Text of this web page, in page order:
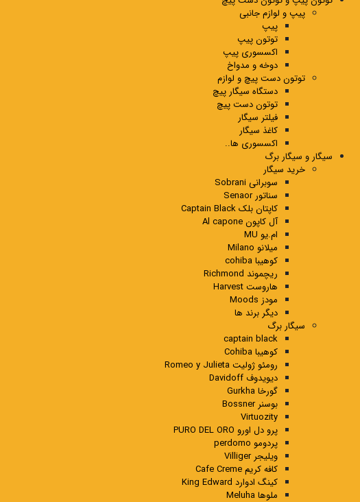
پیپ و لوازم جانبی
پیپ
توتون پیپ
اکسسوری پیپ
دوخه و مدواخ
توتون دست پیچ و لوازم
دستگاه سیگار پیچ
توتون دست پیچ
فیلتر سیگار
کاغذ سیگار
اکسسوری ها..
سیگار و سیگار برگ
خرید سیگار
سوبرانی Sobrani
سناتور Senaor
کاپتان بلک Captain Black
آل کاپون Al capone
ام.یو MU
میلانو Milano
کوهیبا cohiba
ریچموند Richmond
هاروست Harvest
مودز Moods
دیگر برند ها
سیگار برگ
captain black
کوهیبا Cohiba
رومئو ژولیت Romeo y Julieta
دیویدوف Davidoff
گورخا Gurkha
بوسنر Bossner
Virtuozity
پرو دل اورو PURO DEL ORO
پردومو perdomo
ویلیجر Villiger
کافه کریم Cafe Creme
کینگ ادوارد King Edward
ملوها Meluha